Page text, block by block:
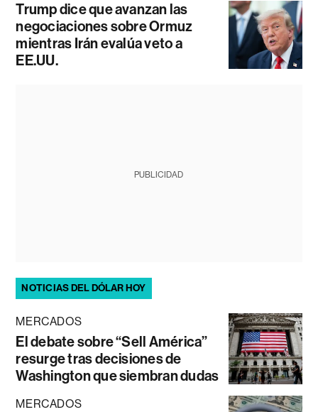
Trump dice que avanzan las
negociaciones sobre Ormuz
mientras Irán evalúa veto a
EE.UU.
PUBLICIDAD
NOTICIAS DEL DÓLAR HOY
MERCADOS
El debate sobre “Sell América”
resurge tras decisiones de
Washington que siembran dudas
MERCADOS